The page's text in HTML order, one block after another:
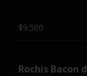
$9.500
Rochis Bacon